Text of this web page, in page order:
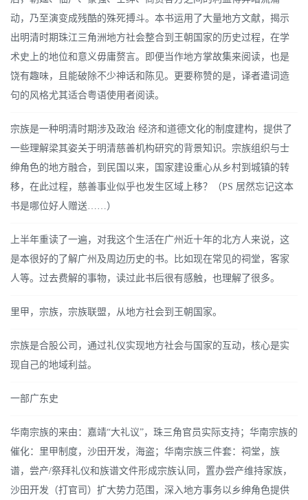
动，乃至演变成残酷的殊死搏斗。本书运用了大量地方文献，揭示
出明清时期珠江三角洲地方社会整合到王朝国家的历史过程，在学
术史上的地位和意义毋庸赘言。即便当作地方掌故集来阅读，也是
饶有趣味，且能破除不少神话和陈见。更要称赞的是，译者遣词造
句的风格尤其适合粤语使用者阅读。
宗族是一种明清时期涉及政治 经济和道德文化的制度建构，提供了
一些理解梁其姿关于明清慈善机构研究的背景知识。宗族组织与士
绅角色的地方融合，到民国以来，国家建设重心从乡村到城镇的转
移，在此过程，慈善事业似乎也发生区域上移？（PS 居然忘记这本
书是哪位好人赠送……）
上半年重读了一遍，对我这个生活在广州近十年的北方人来说，这
是本很好的了解广州及周边历史的书。比如现在常见的祠堂，客家
人等。过去费解的事物，读过此书后很有感触，也理解了很多。
里甲，宗族，宗族联盟，从地方社会到王朝国家。
宗族是合股公司，通过礼仪实现地方社会与国家的互动，核心是实
现自己的地域利益。
一部广东史
华南宗族的来由：嘉靖“大礼议”，珠三角官员实际支持；华南宗族的
催化：里甲制度，沙田开发，海盗；华南宗族三件套：祠堂，族
谱，尝产/祭拜礼仪和族谱文件形成宗族认同，置办尝产维持家族，
沙田开发（打官司）扩大势力范围，深入地方事务以乡绅角色提供